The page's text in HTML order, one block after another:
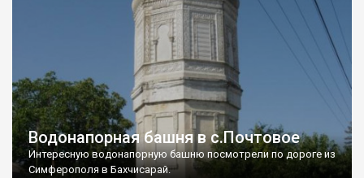
Водонапорная башня в с.Почтовое
Интересную водонапорную башню посмотрели по дороге из
Симферополя в Бахчисарай.